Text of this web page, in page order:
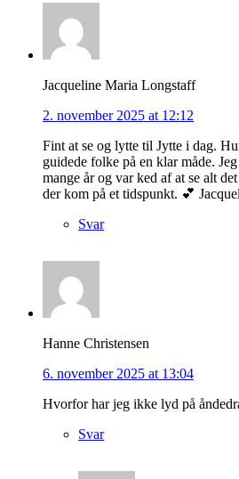
Jacqueline Maria Longstaff
2. november 2025 at 12:12
Fint at se og lytte til Jytte i dag.
guidede folke på en klar måde.
mange år og var ked af at se alt
der kom på et tidspunkt. 💕
Svar
Hanne Christensen
6. november 2025 at 13:04
Hvorfor har jeg ikke lyd på
Svar